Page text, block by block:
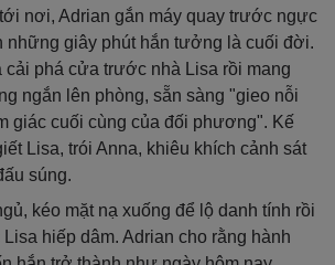
nơi, Adrian gắn máy quay trước ngực
những giây phút hắn tưởng là cuối đời.
cải phá cửa trước nhà Lisa rồi mang
ngắn lên phòng, sẵn sàng "gieo nỗi
giác cuối cùng của đối phương". Kế
Lisa, trói Anna, khiêu khích cảnh sát
súng.
kéo mặt nạ xuống để lộ danh tính rồi
hiếp dâm. Adrian cho rằng hành